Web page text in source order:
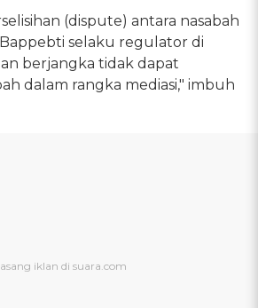
(dispute) antara nasabah
selaku regulator di
berjangka tidak dapat
dalam rangka mediasi," imbuh